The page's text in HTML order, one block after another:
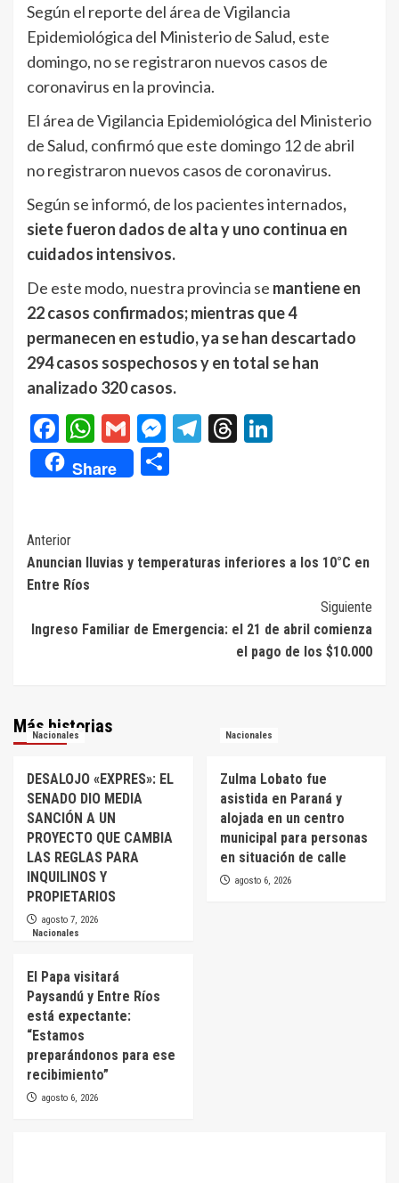
Según el reporte del área de Vigilancia
Epidemiológica del Ministerio de Salud, este
domingo, no se registraron nuevos casos de
coronavirus en la provincia.
El área de Vigilancia Epidemiológica del Ministerio
de Salud, confirmó que este domingo 12 de abril
no registraron nuevos casos de coronavirus.
Según se informó, de los pacientes internados,
siete fueron dados de alta y uno continua en
cuidados intensivos.
De este modo, nuestra provincia se mantiene en
22 casos confirmados; mientras que 4
permanecen en estudio, ya se han descartado
294 casos sospechosos y en total se han
analizado 320 casos.
Facebook
WhatsApp
GmailMessenger
Telegram
Threads
Share
Navegación
de
Anterior
Anuncian lluvias y temperaturas inferiores a los 10°C en
Entre Ríos
Siguiente
Ingreso Familiar de Emergencia: el 21 de abril comienza
el pago de los $10.000
Más historias
Nacionales
DESALOJO «EXPRES»: EL
SENADO DIO MEDIA
SANCIÓN A UN
PROYECTO QUE CAMBIA
LAS REGLAS PARA
INQUILINOS Y
PROPIETARIOS
agosto 7, 2026
Nacionales
Zulma Lobato fue
asistida en Paraná y
alojada en un centro
municipal para personas
en situación de calle
agosto 6, 2026
Nacionales
El Papa visitará
Paysandú y Entre Ríos
está expectante:
“Estamos
preparándonos para ese
recibimiento”
agosto 6, 2026